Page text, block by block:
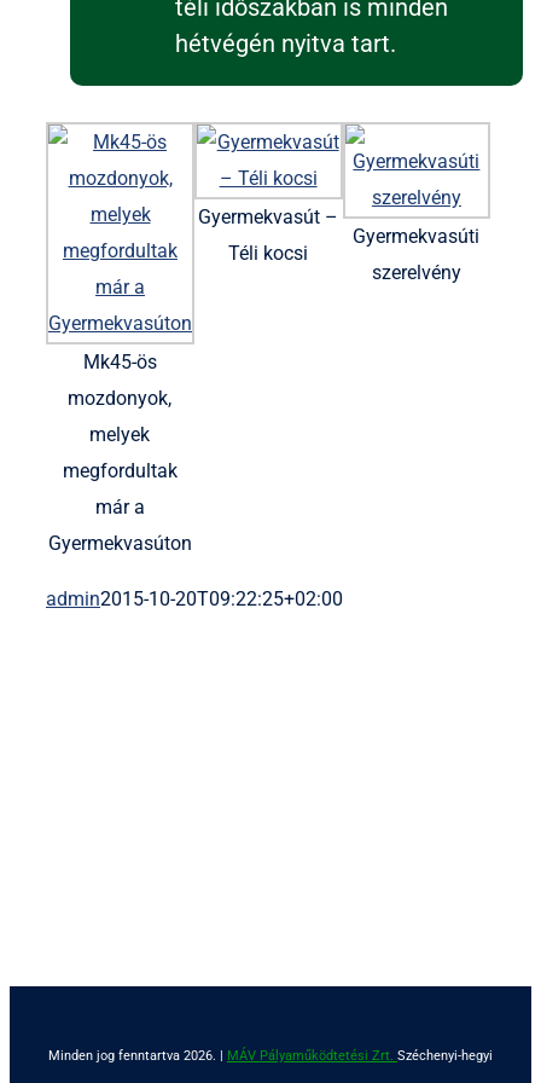
téli időszakban is minden
hétvégén nyitva tart.
Mk45-ös
mozdonyok,
melyek
megfordultak
már a
Gyermekvasúton
Gyermekvasút –
Téli kocsi
Gyermekvasúti
szerelvény
admin2015-10-20T09:22:25+02:00
Minden jog fenntartva 2026. | MÁV Pályaműködtetési Zrt. Széchenyi-hegyi